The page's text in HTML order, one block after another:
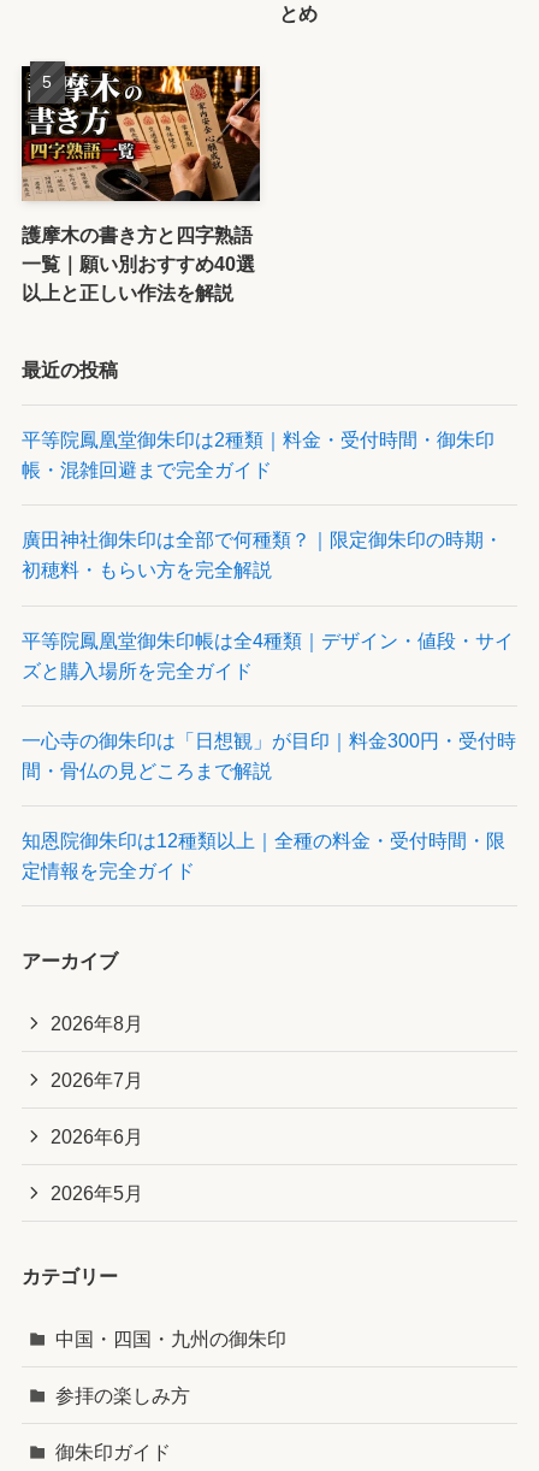
とめ
護摩木の書き方と四字熟語
一覧｜願い別おすすめ40選
以上と正しい作法を解説
最近の投稿
平等院鳳凰堂御朱印は2種類｜料金・受付時間・御朱印
帳・混雑回避まで完全ガイド
廣田神社御朱印は全部で何種類？｜限定御朱印の時期・
初穂料・もらい方を完全解説
平等院鳳凰堂御朱印帳は全4種類｜デザイン・値段・サイ
ズと購入場所を完全ガイド
一心寺の御朱印は「日想観」が目印｜料金300円・受付時
間・骨仏の見どころまで解説
知恩院御朱印は12種類以上｜全種の料金・受付時間・限
定情報を完全ガイド
アーカイブ
2026年8月
2026年7月
2026年6月
2026年5月
カテゴリー
中国・四国・九州の御朱印
参拝の楽しみ方
御朱印ガイド